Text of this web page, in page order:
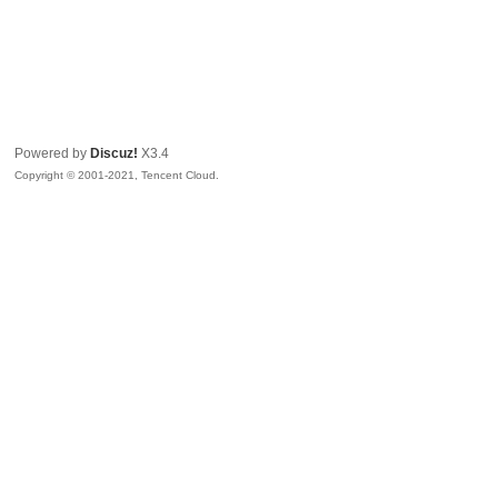
Powered by Discuz! X3.4
Copyright © 2001-2021, Tencent Cloud.